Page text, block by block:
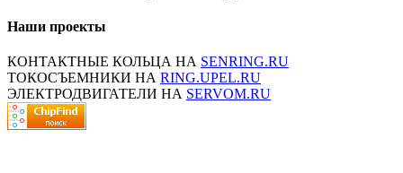
Наши проекты
КОНТАКТНЫЕ КОЛЬЦА НА SENRING.RU
ТОКОСЪЕМНИКИ НА RING.UPEL.RU
ЭЛЕКТРОДВИГАТЕЛИ НА SERVOM.RU